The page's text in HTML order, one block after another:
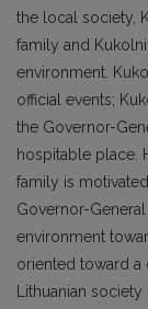
the local society,
family and
environment.
official events;
the Governor-
hospitable place.
family is
Governor-
environment
oriented toward
Lithuanian